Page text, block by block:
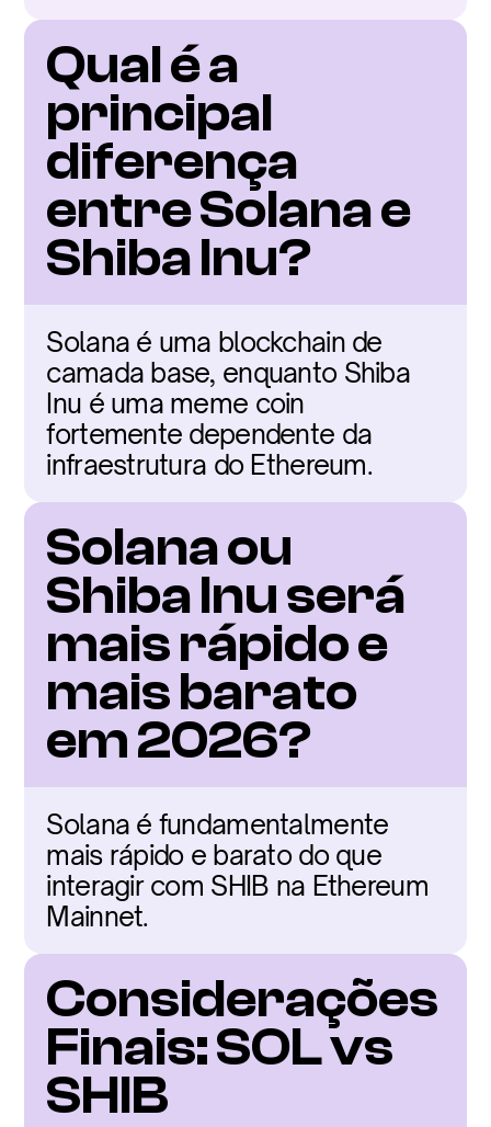
Qual é a
principal
diferença
entre Solana e
Shiba Inu?
Solana é uma blockchain de
camada base, enquanto Shiba
Inu é uma meme coin
fortemente dependente da
infraestrutura do Ethereum.
Solana ou
Shiba Inu será
mais rápido e
mais barato
em 2026?
Solana é fundamentalmente
mais rápido e barato do que
interagir com SHIB na Ethereum
Mainnet.
Considerações
Finais: SOL vs
SHIB